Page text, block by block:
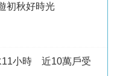
初秋好時光
11小時 近10萬戶受